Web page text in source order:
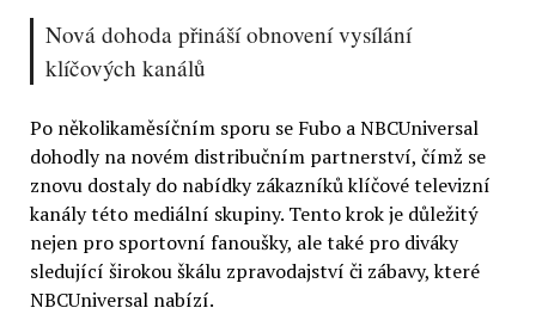
Nová dohoda přináší obnovení vysílání
klíčových kanálů
Po několikaměsíčním sporu se Fubo a NBCUniversal
dohodly na novém distribučním partnerství, čímž se
znovu dostaly do nabídky zákazníků klíčové televizní
kanály této mediální skupiny. Tento krok je důležitý
nejen pro sportovní fanoušky, ale také pro diváky
sledující širokou škálu zpravodajství či zábavy, které
NBCUniversal nabízí.